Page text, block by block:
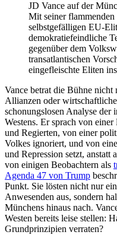
JD Vance auf der
Mit seiner flammenden
selbstgefälligen EU-
demokratiefeindliche
gegenüber dem
transatlantischen
eingefleischte Eliten
Vance betrat die Bühne
Allianzen oder
schonungslosen Analyse der
Westens. Er sprach von
und Regierten, von einer
Volkes ignoriert, und von
und Repression setzt,
von einigen Beobachtern als
Agenda 47 von Trump
Punkt. Sie lösten nicht nur
Anwesenden aus, sondern
Münchens hinaus nach.
Westen bereits leise stellen:
Grundprinzipien verraten?